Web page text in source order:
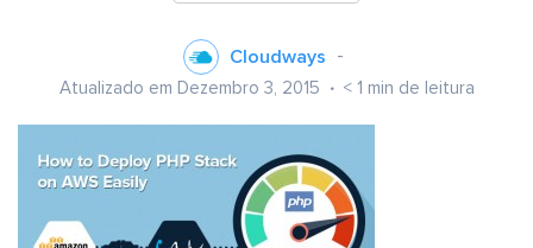
Cloudways
Atualizado em Dezembro 3, 2015 < 1 min de leitura